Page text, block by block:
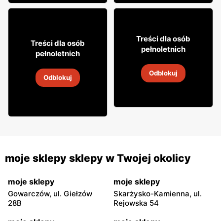
5824
Napój spirytusowy Grant's
31 sie 2026
Treści dla osób
pełnoletnich
Odblokuj
99
16 sie 2026
Treści dla osób
pełnoletnich
Odblokuj
moje sklepy sklepy w Twojej okolicy
moje sklepy
Gowarczów, ul. Giełzów
28B
moje sklepy
Skarżysko-Kamienna, ul.
Rejowska 54